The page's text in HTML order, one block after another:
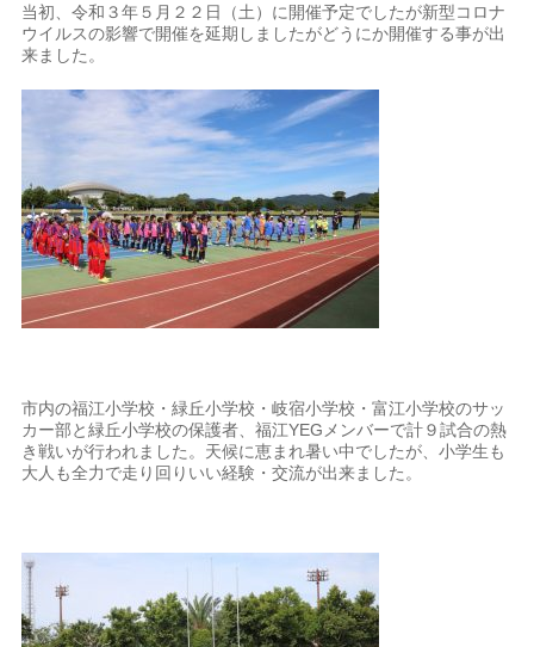
当初、令和３年５月２２日（土）に開催予定でしたが新型コロナ
ウイルスの影響で開催を延期しましたがどうにか開催する事が出
来ました。
市内の福江小学校・緑丘小学校・岐宿小学校・富江小学校のサッ
カー部と緑丘小学校の保護者、福江YEGメンバーで計９試合の熱
き戦いが行われました。天候に恵まれ暑い中でしたが、小学生も
大人も全力で走り回りいい経験・交流が出来ました。